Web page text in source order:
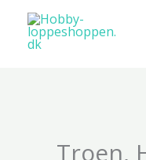
indholdet
Troen,
HAKON